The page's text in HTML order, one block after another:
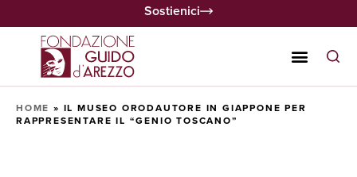
Sostienici
HOME » IL MUSEO ORODAUTORE IN GIAPPONE PER
RAPPRESENTARE IL “GENIO TOSCANO”